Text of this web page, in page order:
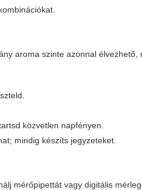
aroma szinte azonnal
közvetlen napfényen.
mindig készíts jegyzeteket.
mérőpipettát vagy digitális